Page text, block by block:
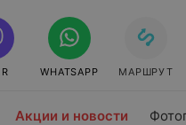
Акции и новости
WHATSAPP МАРШРУТ